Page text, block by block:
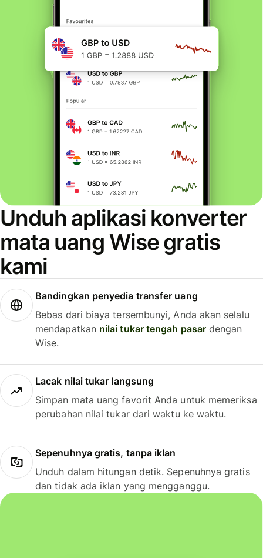
Unduh aplikasi konverter
mata uang Wise gratis
kami
Bandingkan penyedia transfer uang
Bebas dari biaya tersembunyi, Anda akan selalu
mendapatkan nilai tukar tengah pasardengan
Wise.
Lacak nilai tukar langsung
Simpan mata uang favorit Anda untuk memeriksa
perubahan nilai tukar dari waktu ke waktu.
Sepenuhnya gratis, tanpa iklan
Unduh dalam hitungan detik. Sepenuhnya gratis
dan tidak ada iklan yang mengganggu.